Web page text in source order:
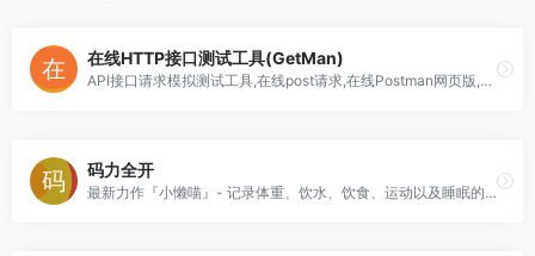
在线HTTP接口测试工具(GetMan)
API接口请求模拟测试工具,在线post请求,在线Postman网页版,在线Curl,Restful 支持跨域本地接口,自定义Header JSON接口调试,手机移动端Postman安卓苹果iOS,User-Agent Cookie,HTTP Request,GET POST PUT PATCH DELETE XML Android iOS OAuth
码力全开
最新力作『小懒喵』- 记录体重、饮水、饮食、运动以及睡眠的健康生活工具